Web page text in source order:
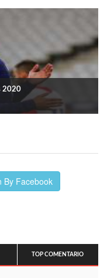
2020
By Facebook
TOP COMENTARIO